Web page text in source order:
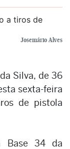
Josemário Alves
Silva, de 36
sexta-feira
de pistola
Base 34 da